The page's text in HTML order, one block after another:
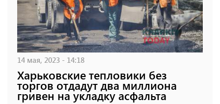
14 мая, 2023 - 14:18
Харьковские тепловики без
торгов отдадут два миллиона
гривен на укладку асфальта